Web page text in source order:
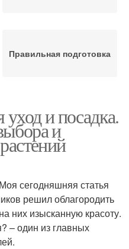
Правильная подготовка
и посадка.
и
сегодняшняя статья
решил облагородить
них изысканную красоту.
– один из главных